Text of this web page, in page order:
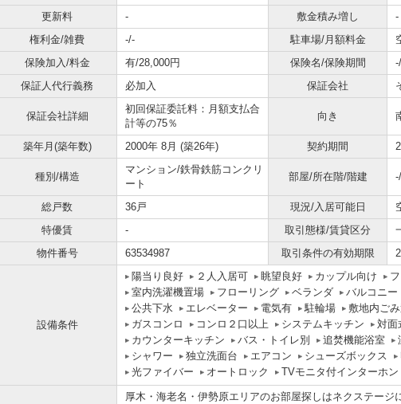
更新料
- 敷金積み増し
-
権利金/雑費
-/- 駐車場/月額料金
保険加入/料金
有/28,000円 保険名/保険期間
保証人代行義務
必加入 保証会社
保証会社詳細
初回保証委託料：月額支払合
計等の75％
向き
築年月(築年数) 2000年 8月 (築26年) 契約期間
種別/構造
マンション/鉄骨鉄筋コンクリ
ート
部屋/所在階/階建
総戸数 36戸 現況/入居可能日
特優賃
- 取引態様/賃貸区分
物件番号
63534987 取引条件の有効期限
設備条件
陽当り良好 ２人入居可 眺望良好 カップル向け
室内洗濯機置場
フローリング ベランダ バルコニー
公共下水
エレベーター 電気有 駐輪場 敷地内ご
ガスコンロ
コンロ２口以上 システムキッチン 対面
カウンターキッチン
バス・トイレ別 追焚機能浴室
シャワー
独立洗面台 エアコン シューズボックス
光ファイバー
オートロック TVモニタ付インターホン
厚木・海老名・伊勢原エリアのお部屋探しはネクステージ